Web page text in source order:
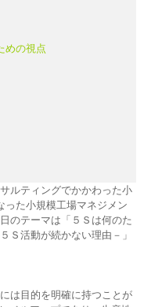
めの視点
ルティングでかかわった小
った小規模工場マネジメン
のテーマは「５Ｓは何のた
Ｓ活動が続かない理由－」
は目的を明確に持つことが